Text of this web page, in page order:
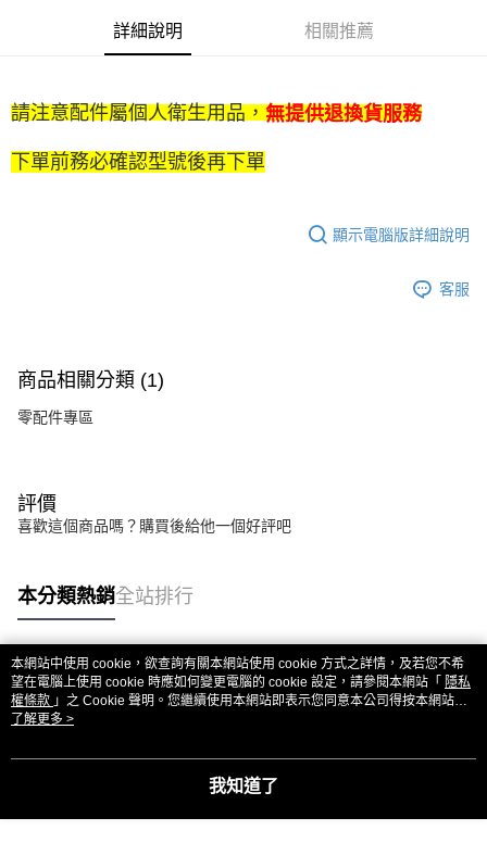
每筆NT$85，滿NT$1,299(含以上)免運費
詳細說明 相關推薦
請注意配件屬個人衛生用品， 無提供退換貨服務
下單前務必確認型號後再下單
顯示電腦版詳細說明
客服
商品相關分類 (1)
零配件專區
評價
喜歡這個商品嗎？購買後給他一個好評吧
本分類熱銷全站排行
熱門標籤
本網站中使用 cookie，欲查詢有關本網站使用 cookie 方式之詳情，及若您不希
望在電腦上使用 cookie 時應如何變更電腦的 cookie 設定，請參閱本網站「 隱私
權條款 」之 Cookie 聲明。您繼續使用本網站即表示您同意本公司得按本網站使
用條款之 Cookie 聲明使用 cookie。
了解更多 >
我知道了